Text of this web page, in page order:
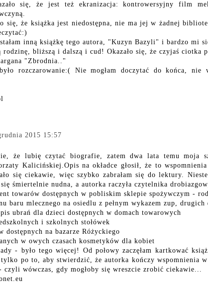
się, że jest też ekranizacja: kontrowersyjny film
się, że książka jest niedostępna, nie ma jej w żadnej
inną książkę tego autora, "Kuzyn Bazyli" i bardzo mi
rodzinę, bliższą i dalszą i cud! Okazało się, że czyjaś ciotka
"Zbrodnia.."
rozczarowanie:( Nie mogłam doczytać do końca, nie
2015 15:57
że lubię czytać biografie, zatem dwa lata temu moja
Kalicińskiej.Opis na okładce głosił, że to
się ciekawie, więc szybko zabrałam się do lektury.
się śmiertelnie nudna, a autorka raczyła czytelnika
towarów dostępnych w pobliskim sklepie spożywczym -
baru mlecznego na osiedlu z pełnym wykazem zup, drugich
ubrań dla dzieci dostępnych w domach towarowych
i szkolnych stołówek
dostępnych na bazarze Różyckiego
w owych czasach kosmetyków dla kobiet
- było tego więcej! Od połowy zaczęłam kartkować
po to, aby stwierdzić, że autorka kończy wspomnienia
czyli wówczas, gdy mogłoby się wreszcie zrobić ciekawie...